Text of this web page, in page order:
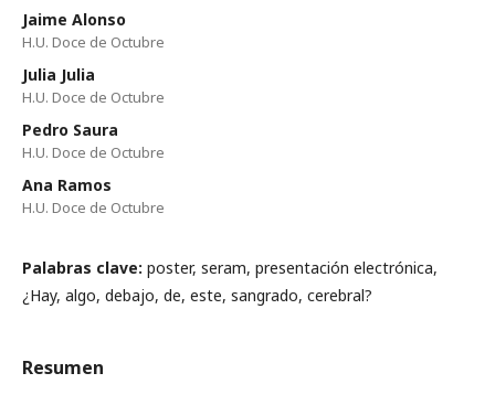
Jaime Alonso
H.U. Doce de Octubre
Julia Julia
H.U. Doce de Octubre
Pedro Saura
H.U. Doce de Octubre
Ana Ramos
H.U. Doce de Octubre
Palabras clave: poster, seram, presentación electrónica,
¿Hay, algo, debajo, de, este, sangrado, cerebral?
Resumen